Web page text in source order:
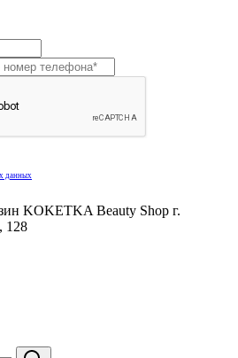
данных
KOKETKA Beauty Shop г.
128